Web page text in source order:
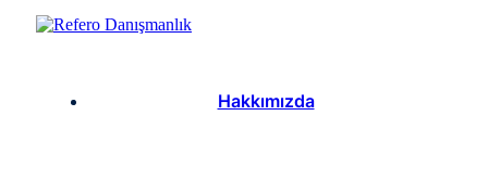
Hakkımızda